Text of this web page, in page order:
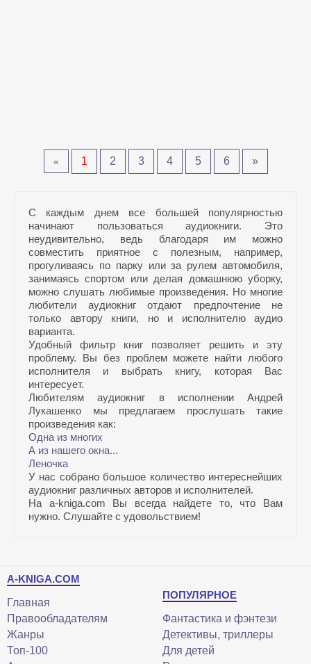
« 1 2 3 4 5 6 »
С каждым днем все большей популярностью
начинают пользоваться аудиокниги. Это
неудивительно, ведь благодаря им можно
совместить приятное с полезным, например,
прогуливаясь по парку или за рулем автомобиля,
занимаясь спортом или делая домашнюю уборку,
можно слушать любимые произведения. Но многие
любители аудиокниг отдают предпочтение не
только автору книги, но и исполнителю аудио
варианта.
Удобный фильтр книг позволяет решить и эту
проблему. Вы без проблем можете найти любого
исполнителя и выбрать книгу, которая Вас
интересует.
Любителям аудиокниг в исполнении Андрей
Лукашенко мы предлагаем прослушать такие
произведения как:
Одна из многих
А из нашего окна...
Леночка
У нас собрано большое количество интереснейших
аудиокниг различных авторов и исполнителей.
На a-kniga.com Вы всегда найдете то, что Вам
нужно. Слушайте с удовольствием!
A-KNIGA.COM
Главная
Правообладателям
Жанры
Топ-100
ПОПУЛЯРНОЕ
Фантастика и фэнтези
Детективы, триллеры
Для детей